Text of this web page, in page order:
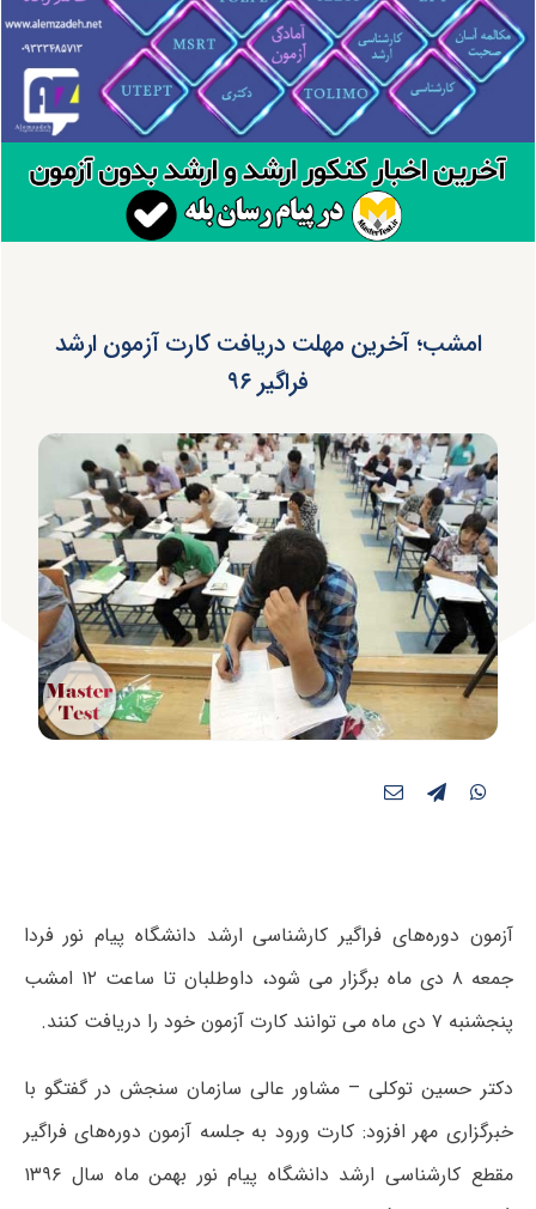
امشب؛ آخرین مهلت دریافت کارت آزمون ارشد
فراگیر ۹۶
آزمون دوره‌های فراگیر کارشناسی ارشد دانشگاه پیام نور فردا
جمعه ۸ دی ماه برگزار می شود، داوطلبان تا ساعت ۱۲ امشب
پنجشنبه ۷ دی ماه می توانند کارت آزمون خود را دریافت کنند.
دکتر حسین توکلی – مشاور عالی سازمان سنجش در گفتگو با
خبرگزاری مهر افزود: کارت ورود به جلسه آزمون دوره‌های فراگیر
مقطع کارشناسی ارشد دانشگاه پیام­ نور بهمن ماه سال ۱۳۹۶